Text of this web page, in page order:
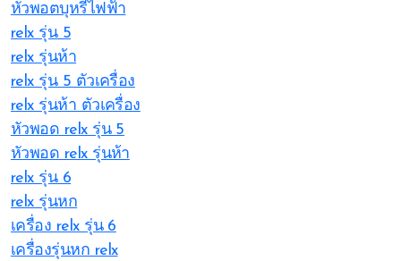
หัวพอตบุหรี่ไฟฟ้า
relx รุ่น 5
relx รุ่นห้า
relx รุ่น 5 ตัวเครื่อง
relx รุ่นห้า ตัวเครื่อง
หัวพอด relx รุ่น 5
หัวพอด relx รุ่นห้า
relx รุ่น 6
relx รุ่นหก
เครื่อง relx รุ่น 6
เครื่องรุ่นหก relx